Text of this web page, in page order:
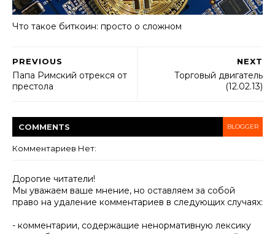
Что такое биткоин: просто о сложном
NEXT
Торговый двигатель
(12.02.13)
PREVIOUS
Папа Римский отрекся от
престола
COMMENTS BLOGGER
Комментариев Нет:
Дорогие читатели!
Мы уважаем ваше мнение, но оставляем за собой
право на удаление комментариев в следующих случаях:
- комментарии, содержащие ненормативную лексику